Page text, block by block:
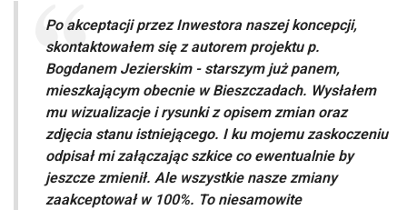
Po akceptacji przez Inwestora naszej koncepcji,
skontaktowałem się z autorem projektu p.
Bogdanem Jezierskim - starszym już panem,
mieszkającym obecnie w Bieszczadach. Wysłałem
mu wizualizacje i rysunki z opisem zmian oraz
zdjęcia stanu istniejącego. I ku mojemu zaskoczeniu
odpisał mi załączając szkice co ewentualnie by
jeszcze zmienił. Ale wszystkie nasze zmiany
zaakceptował w 100%. To niesamowite